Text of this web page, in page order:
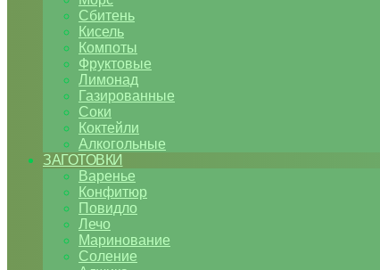
Сбитень
Кисель
Компоты
Фруктовые
Лимонад
Газированные
Соки
Коктейли
Алкогольные
ЗАГОТОВКИ
Варенье
Конфитюр
Повидло
Лечо
Маринование
Соление